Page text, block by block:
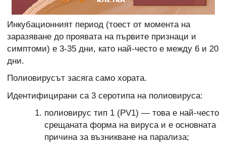
Инкубационният период (тоест от момента на
заразяване до проявата на първите признаци и
симптоми) е 3-35 дни, като най-често е между 6 и 20
дни.
Полиовирусът засяга само хората.
Идентифицирани са 3 серотипа на полиовируса:
полиовирус тип 1 (PV1) — това е най-често
срещаната форма на вируса и е основната
причина за възникване на парализа;